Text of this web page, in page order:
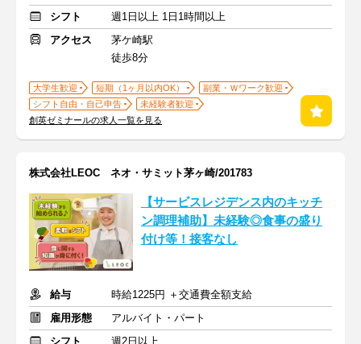
シフト
週1日以上 1日1時間以上
アクセス
茅ケ崎駅
徒歩8分
大学生歓迎 短期（1ヶ月以内OK）
副業・Ｗワーク歓迎
シフト自由・自己申告
未経験者歓迎
創英ゼミナールの求人一覧を見る
株式会社LEOC ネオ・サミット茅ヶ崎/201783
【サービスレジデンス内のキッチ
ン調理補助】未経験◎食事の盛り
付け等！接客なし
給与
時給1225円 ＋交通費全額支給
雇用形態
アルバイト・パート
シフト
週2日以上